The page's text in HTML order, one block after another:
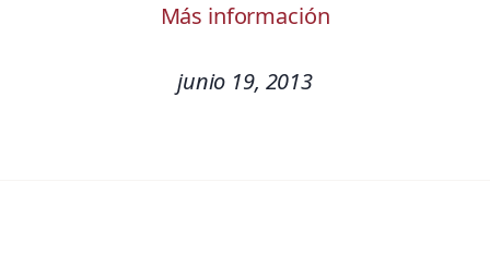
Más información
junio 19, 2013